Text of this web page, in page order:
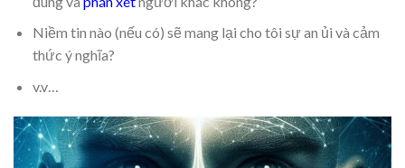
Niềm tin nào (nếu có) sẽ mang lại cho tôi sự an ủi và cảm
thức ý nghĩa?
v.v…